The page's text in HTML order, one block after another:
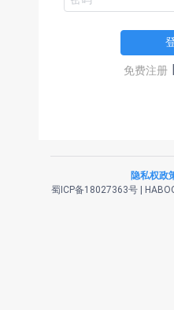
免费注册 |
隐私权政
蜀ICP备18027363号